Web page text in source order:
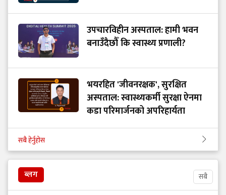
उपचारविहीन अस्पताल: हामी भवन
बनाउँदैछौँ कि स्वास्थ्य प्रणाली?
भयरहित 'जीवनरक्षक', सुरक्षित
अस्पताल: स्वास्थ्यकर्मी सुरक्षा ऐनमा
कडा परिमार्जनको अपरिहार्यता
सबै हेर्नुहोस
ब्लग सबै